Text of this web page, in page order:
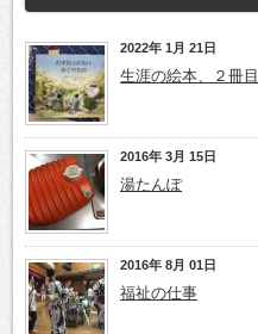
2022年 1月 21日
生涯の絵本、２冊目
2016年 3月 15日
湯たんぽ
2016年 8月 01日
福祉の仕事